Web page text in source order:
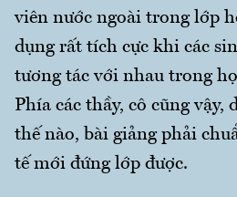
viên nước ngoài trong lớp
dụng rất tích cực khi các
tương tác với nhau trong
Phía các thầy, cô cũng vậy,
thế nào, bài giảng phải
tế mới đứng lớp được.